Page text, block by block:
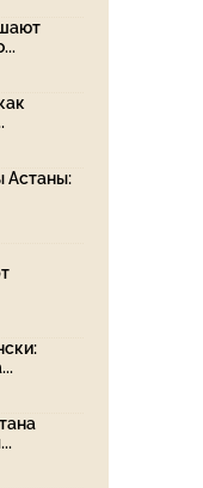
Астаны: